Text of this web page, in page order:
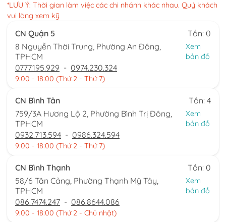
*LƯU Ý: Thời gian làm việc các chi nhánh khác nhau. Quý khách
vui lòng xem kỹ
CN Quận 5
Tồn: 0
8 Nguyễn Thời Trung, Phường An Đông,
TPHCM
Xem
bản đồ
0777.195.929 - 0974.230.324
9:00 - 18:00 (Thứ 2 - Thứ 7)
CN Bình Tân
Tồn: 4
759/3A Hương Lộ 2, Phường Bình Trị Đông,
TPHCM
Xem
bản đồ
0932.713.594 - 0986.324.594
9:00 - 18:00 (Thứ 2 - Thứ 7)
CN Bình Thạnh
Tồn: 0
58/6 Tân Cảng, Phường Thạnh Mỹ Tây,
TPHCM
Xem
bản đồ
086.7474.247 - 086.8644.086
9:00 - 18:00 (Thứ 2 - Chủ nhật)